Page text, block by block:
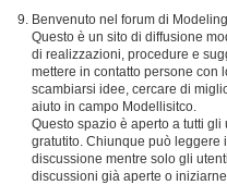
Benvenuto nel forum di
Questo è un sito di diffusione
di realizzazioni, procedure e
mettere in contatto persone con
scambiarsi idee, cercare di
aiuto in campo Modellisitco.
Questo spazio è aperto a tutti
gratutito. Chiunque può leggere
discussione mentre solo gli
discussioni già aperte o